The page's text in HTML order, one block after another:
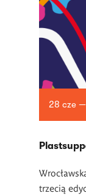
28 cze
trzecią